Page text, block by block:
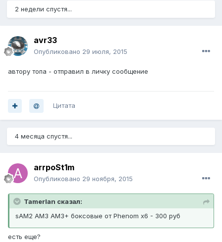
2 недели спустя...
avr33
Опубликовано 29 июля, 2015
автору топа - отправил в личку сообщение
Цитата
4 месяца спустя...
arrpoSt1m
Опубликовано 29 ноября, 2015
Tamerlan сказал:
sAM2 AM3 AM3+ боксовые от Phenom x6 - 300 руб
есть еще?